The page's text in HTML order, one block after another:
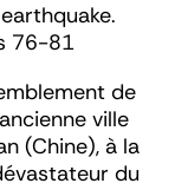
76-81
de
ville
(Chine), à la
du